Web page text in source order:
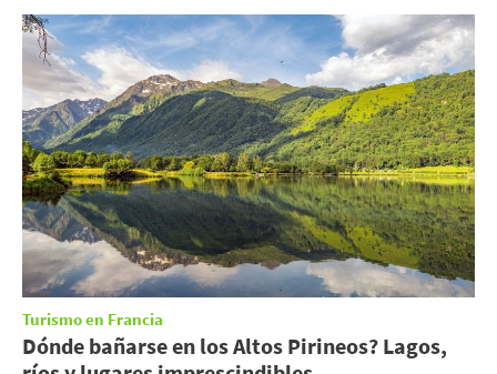
Turismo en Francia
Dónde bañarse en los Altos Pirineos? Lagos,